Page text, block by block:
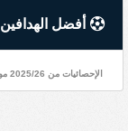
أفضل الهدافين
الإحصائيات من 2025/26 موسم Liga TDP